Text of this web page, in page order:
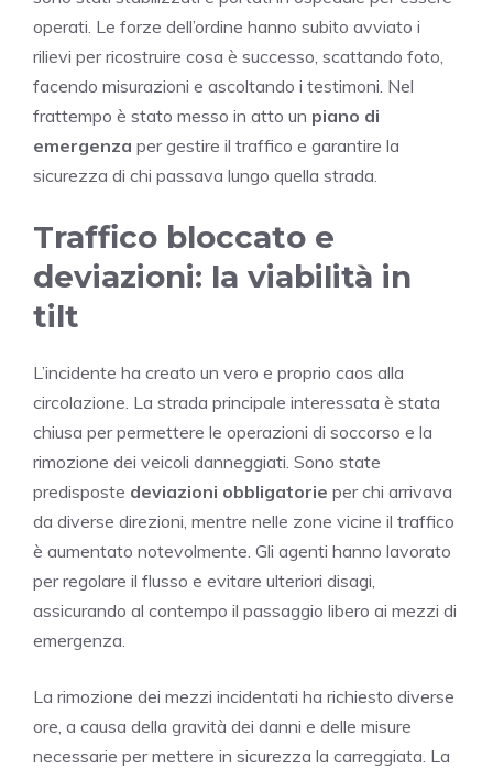
operati. Le forze dell’ordine hanno subito avviato i
rilievi per ricostruire cosa è successo, scattando foto,
facendo misurazioni e ascoltando i testimoni. Nel
frattempo è stato messo in atto un piano di
emergenza per gestire il traffico e garantire la
sicurezza di chi passava lungo quella strada.
Traffico bloccato e
deviazioni: la viabilità in
tilt
L’incidente ha creato un vero e proprio caos alla
circolazione. La strada principale interessata è stata
chiusa per permettere le operazioni di soccorso e la
rimozione dei veicoli danneggiati. Sono state
predisposte deviazioni obbligatorie per chi arrivava
da diverse direzioni, mentre nelle zone vicine il traffico
è aumentato notevolmente. Gli agenti hanno lavorato
per regolare il flusso e evitare ulteriori disagi,
assicurando al contempo il passaggio libero ai mezzi di
emergenza.
La rimozione dei mezzi incidentati ha richiesto diverse
ore, a causa della gravità dei danni e delle misure
necessarie per mettere in sicurezza la carreggiata. La